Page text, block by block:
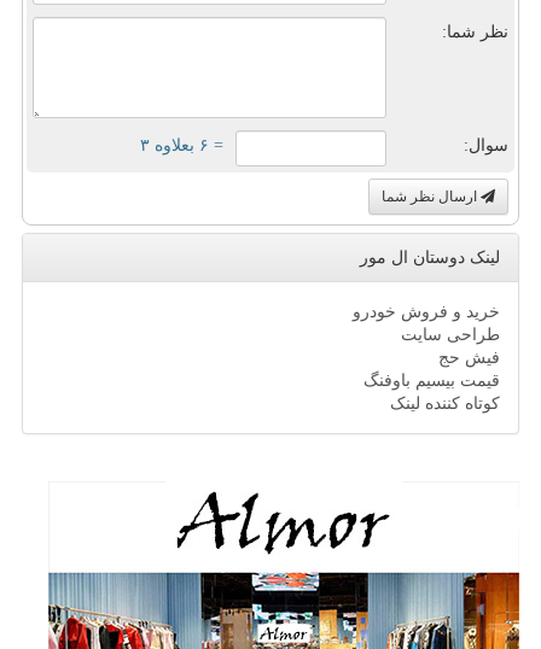
نظر شما:
سوال: = ۶ بعلاوه ۳
ارسال نظر شما
لینک دوستان ال مور
خرید و فروش خودرو
طراحی سایت
فیش حج
قیمت بیسیم باوفنگ
کوتاه کننده لینک